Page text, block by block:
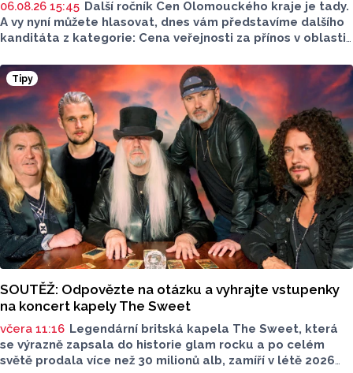
06.08.26 15:45 Další ročník Cen Olomouckého kraje je tady.
A vy nyní můžete hlasovat, dnes vám představíme dalšího
kanditáta z kategorie: Cena veřejnosti za přínos v oblasti
v kategorii: Významný počin v ochraně životního prostředí -
právnická osoba.
Tipy
SOUTĚŽ: Odpovězte na otázku a vyhrajte vstupenky
na koncert kapely The Sweet
včera 11:16 Legendární britská kapela The Sweet, která
se výrazně zapsala do historie glam rocku a po celém
světě prodala více než 30 milionů alb, zamíří v létě 2026